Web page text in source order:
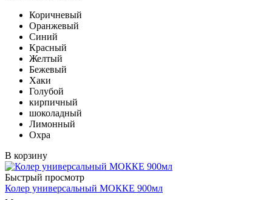
Коричневый
Оранжевый
Синий
Красный
Желтый
Бежевый
Хаки
Голубой
кирпичный
шоколадный
Лимонный
Охра
В корзину
Быстрый просмотр
Колер универсальный МОККЕ 900мл